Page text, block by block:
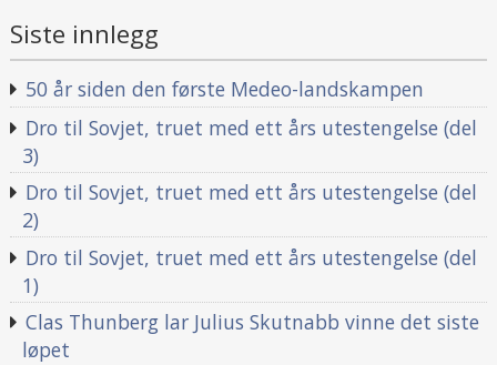
Siste innlegg
50 år siden den første Medeo-landskampen
Dro til Sovjet, truet med ett års utestengelse (del
3)
Dro til Sovjet, truet med ett års utestengelse (del
2)
Dro til Sovjet, truet med ett års utestengelse (del
1)
Clas Thunberg lar Julius Skutnabb vinne det siste
løpet